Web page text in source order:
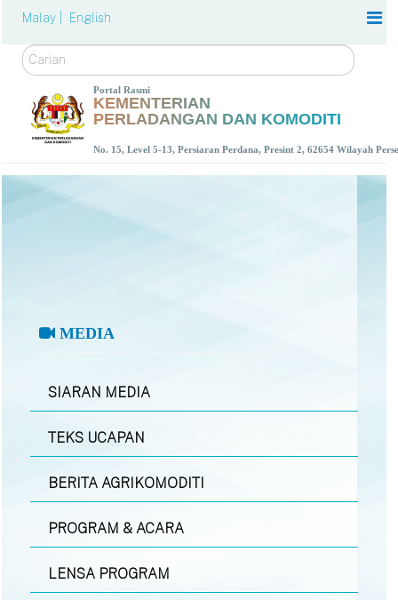
Malay | English
Carian
Portal Rasmi
KEMENTERIAN
PERLADANGAN DAN KOMODITI
No. 15, Level 5-13, Persiaran Perdana, Presint 2, 62654 Wilayah
MEDIA
SIARAN MEDIA
TEKS UCAPAN
BERITA AGRIKOMODITI
PROGRAM & ACARA
LENSA PROGRAM